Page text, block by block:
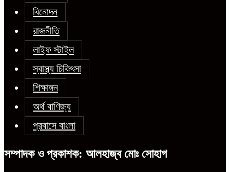
বিনোদন
রাজনীতি
লাইফ স্টাইল
স্বাস্থ্য চিকিৎসা
শিক্ষাঙ্গন
অর্থ বাণিজ্য
প্রবাসে বাংলা
সম্পাদক ও প্রকাশক: আলহাজ্ব মোঃ সোহাগ